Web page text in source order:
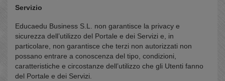
Servizio
Educaedu Business S.L. non garantisce la privacy e
sicurezza dell’utilizzo del Portale e dei Servizi e, in
particolare, non garantisce che terzi non autorizzati non
possano entrare a conoscenza del tipo, condizioni,
caratteristiche e circostanze dell’utilizzo che gli Utenti fanno
del Portale e dei Servizi.